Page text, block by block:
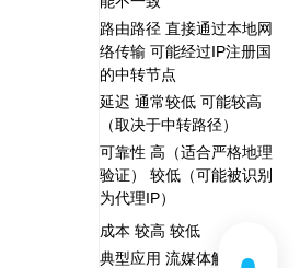
路由路径‌ 直接通过本地网
络传输 可能经过IP注册国
的中转节点
延迟‌ 通常较低 可能较高
（取决于中转路径）
可靠性‌ 高（适合严格地理
验证） 较低（可能被识别
为代理IP）
成本‌ 较高 较低
典型应用‌ 流媒体解锁、金